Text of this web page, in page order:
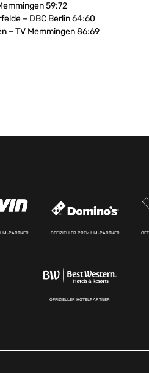
59:72
– DBC Berlin 64:60
– TV Memmingen 86:69
PARTNER OFFIZIELLER PREMIUM-PARTNER
OFFIZIELLER HOTELPARTNER